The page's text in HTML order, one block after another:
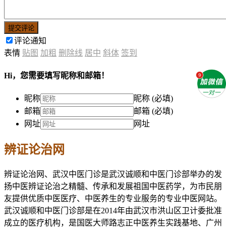
提交评论
评论通知
表情 贴图 加粗 删除线 居中 斜体 签到
Hi，您需要填写昵称和邮箱！
昵称
昵称 (必填)
邮箱
邮箱 (必填)
网址
网址
辨证论治网
辨证论治网、武汉中医门诊是武汉诚顺和中医门诊部举办的发
扬中医辨证论治之精髓、传承和发展祖国中医药学，为市民朋
友提供优质中医医疗、中医养生的专业服务的专业中医网站。
武汉诚顺和中医门诊部是在2014年由武汉市洪山区卫计委批准
成立的医疗机构，是国医大师路志正中医养生实践基地、广州